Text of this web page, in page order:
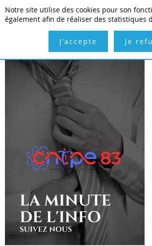
Inscription gratuite
Notre site utilise des cookies pour son
également afin de réaliser des statistiques
J'accepte Je